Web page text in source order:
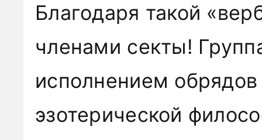
Благодаря такой
членами секты!
исполнением
эзотерической